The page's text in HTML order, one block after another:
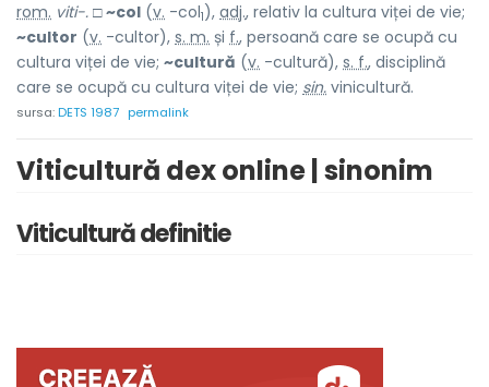
rom. viti-. □~col (v. -col1), adj., relativ la cultura viței de vie;
~cultor (v. -cultor), s. m. și f., persoană care se ocupă cu
cultura viței de vie; ~cultură (v. -cultură), s. f., disciplină
care se ocupă cu cultura viței de vie; sin. vinicultură.
sursa:DETS 1987 permalink
Viticultură dex online | sinonim
Viticultură definitie